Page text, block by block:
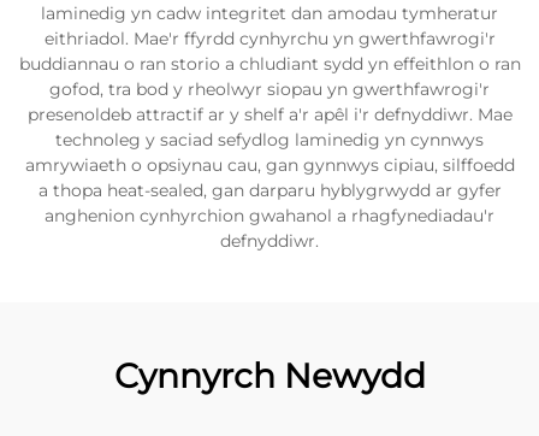
laminedig yn cadw integritet dan amodau tymheratur
eithriadol. Mae'r ffyrdd cynhyrchu yn gwerthfawrogi'r
buddiannau o ran storio a chludiant sydd yn effeithlon o ran
gofod, tra bod y rheolwyr siopau yn gwerthfawrogi'r
presenoldeb attractif ar y shelf a'r apêl i'r defnyddiwr. Mae
technoleg y saciad sefydlog laminedig yn cynnwys
amrywiaeth o opsiynau cau, gan gynnwys cipiau, silffoedd
a thopa heat-sealed, gan darparu hyblygrwydd ar gyfer
anghenion cynhyrchion gwahanol a rhagfynediadau'r
defnyddiwr.
Cynnyrch Newydd